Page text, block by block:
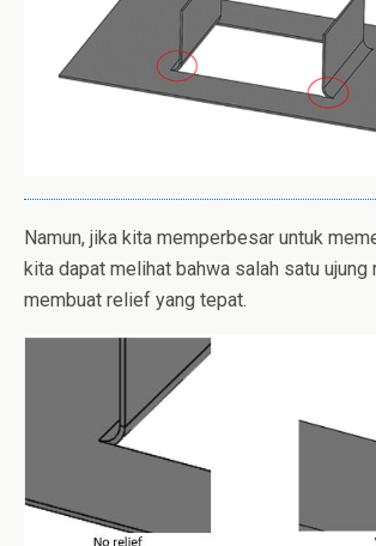
Namun, jika kita memperbesar untuk
kita dapat melihat bahwa salah satu ujung
membuat relief yang tepat.